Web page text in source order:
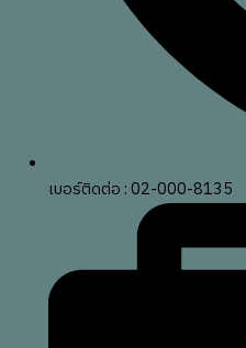
เบอร์ติดต่อ : 02-000-8135